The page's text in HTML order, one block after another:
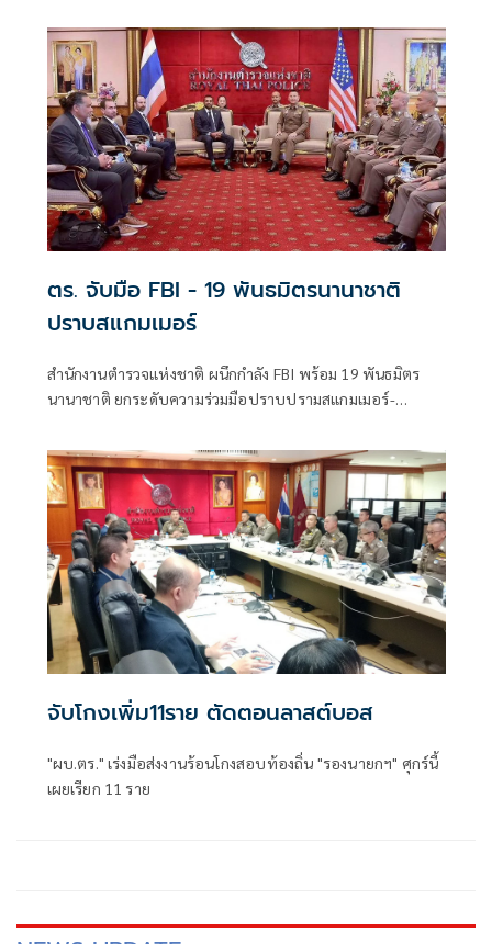
ตร. จับมือ FBI - 19 พันธมิตรนานาชาติ
ปราบสแกมเมอร์
สำนักงานตำรวจแห่งชาติ ผนึกกำลัง FBI พร้อม 19 พันธมิตร
นานาชาติ ยกระดับความร่วมมือปราบปรามสแกมเมอร์-
จับโกงเพิ่ม11ราย ตัดตอนลาสต์บอส
"ผบ.ตร." เร่งมือส่งงานร้อนโกงสอบท้องถิ่น "รองนายกฯ" ศุกร์นี้
เผยเรียก 11 ราย